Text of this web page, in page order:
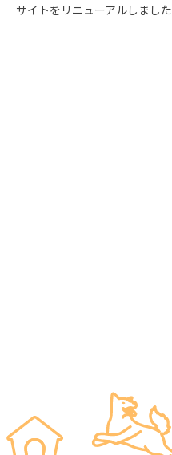
サイトをリニューアルしました